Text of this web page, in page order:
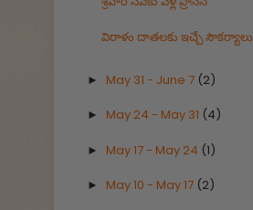
విరాళం దాతలకు ఇచ్చే సౌకర్యాలు
► May 31 - June 7 (2)
► May 24 - May 31 (4)
► May 17 - May 24 (1)
► May 10 - May 17 (2)